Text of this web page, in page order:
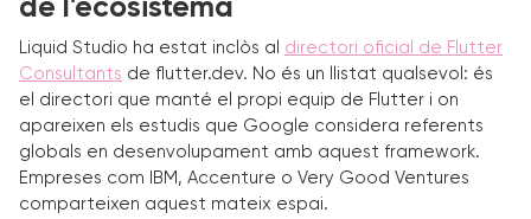
de l'ecosistema
Liquid Studio ha estat inclòs al directori oficial de Flutter
Consultants de flutter.dev. No és un llistat qualsevol: és
el directori que manté el propi equip de Flutter i on
apareixen els estudis que Google considera referents
globals en desenvolupament amb aquest framework.
Empreses com IBM, Accenture o Very Good Ventures
comparteixen aquest mateix espai.